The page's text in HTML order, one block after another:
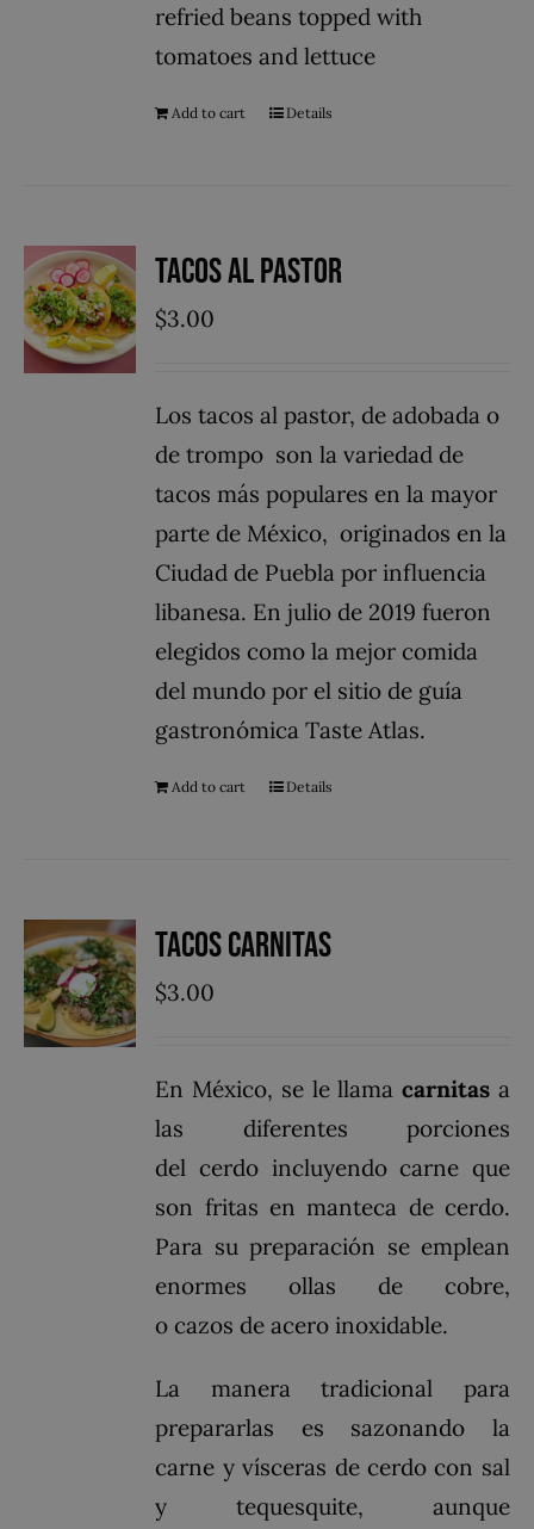
refried beans topped with
tomatoes and lettuce
Add to cart Details
Tacos Al Pastor
$3.00
Los tacos al pastor, de adobada o
de trompo ​ son la variedad de
tacos más populares en la mayor
parte de México, ​​ originados en la
Ciudad de Puebla por influencia
libanesa.​ En julio de 2019 fueron
elegidos como la mejor comida
del mundo por el sitio de guía
gastronómica Taste Atlas.
Add to cart Details
Tacos Carnitas
$3.00
En México, se le llamacarnitas a
las diferentes porciones
del cerdoincluyendocarne que
son fritas enmanteca de cerdo.
Para su preparación se emplean
enormes ollas de cobre,
ocazos deacero inoxidable.
La manera tradicional para
prepararlas es sazonando la
carne y vísceras de cerdo con sal
ytequesquite, aunque